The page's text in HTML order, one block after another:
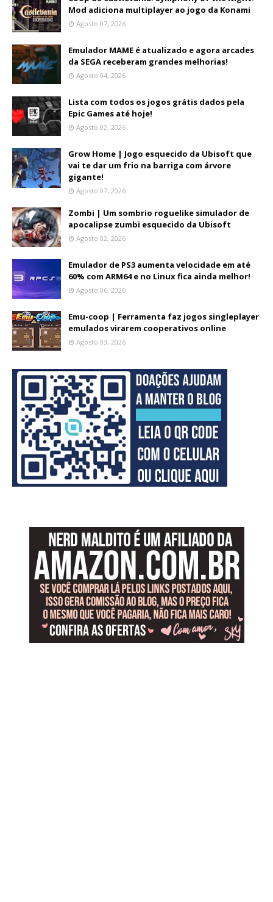
Mod adiciona multiplayer ao jogo da Konami
Agosto 07, 2026
Emulador MAME é atualizado e agora arcades
da SEGA receberam grandes melhorias!
Agosto 04, 2026
Lista com todos os jogos grátis dados pela
Epic Games até hoje!
Agosto 02, 2026
Grow Home | Jogo esquecido da Ubisoft que
vai te dar um frio na barriga com árvore
gigante!
Agosto 07, 2026
Zombi | Um sombrio roguelike simulador de
apocalipse zumbi esquecido da Ubisoft
Agosto 02, 2026
Emulador de PS3 aumenta velocidade em até
60% com ARM64 e no Linux fica ainda melhor!
Agosto 06, 2026
Emu-coop | Ferramenta faz jogos singleplayer
emulados virarem cooperativos online
Agosto 03, 2026